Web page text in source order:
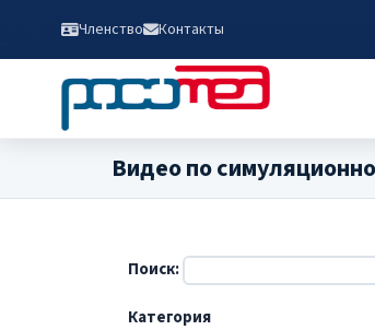
Членство Контакты
Видео по
Поиск:
Категория